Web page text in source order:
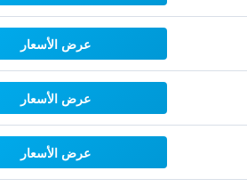
عرض الأسعار
عرض الأسعار
عرض الأسعار